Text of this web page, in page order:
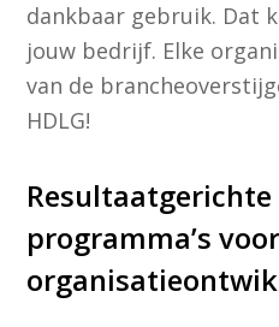
dankbaar gebruik. Dat
jouw bedrijf. Elke
van de
HDLG!
programma’s voor